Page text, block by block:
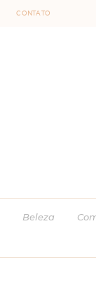
CONTATO
Beleza